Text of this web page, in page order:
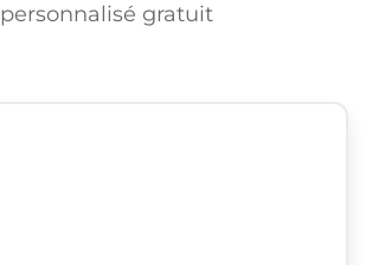
personnalisé gratuit